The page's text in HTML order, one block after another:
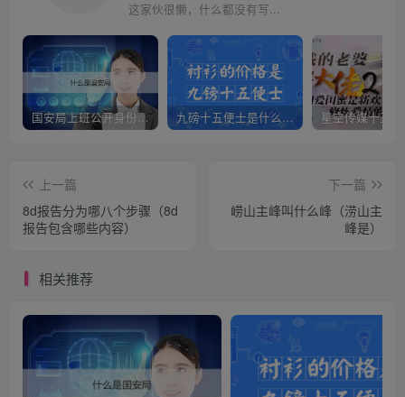
这家伙很懒，什么都没有写...
国安局上班公开身份是什么（国安身份对家人保密吗） 九磅十五便士是什么意思（九磅十五便士是什么梗）
上一篇
8d报告分为哪八个步骤（8d
报告包含哪些内容）
下一篇
崂山主峰叫什么峰（涝山主
峰是）
相关推荐